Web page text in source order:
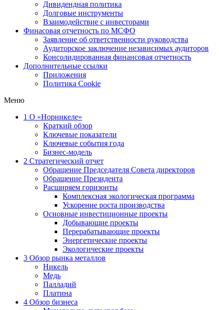
Дивидендная политика
Долговые инструменты
Взаимодействие с инвеcторами
Финасовая отчетность по МСФО
Заявление об ответственности руководства
Аудиторское заключение независимых аудиторов
Консолидированная финансовая отчетность
Дополнительные ссылки
Приложения
Политика Cookie
Меню
1 О «Норникеле»
Краткий обзор
Ключевые показатели
Ключевые события года
Бизнес-модель
2 Стратегический отчет
Обращение Председателя Совета директоров
Обращение Президента
Расширяем горизонты
Комплексная экологическая программа
Ускорение роста производства
Основные инвестиционные проекты
Добывающие проекты
Перерабатывающие проекты
Энергетические проекты
Экологические проекты
3 Обзор рынка металлов
Никель
Медь
Палладий
Платина
4 Обзор бизнеса